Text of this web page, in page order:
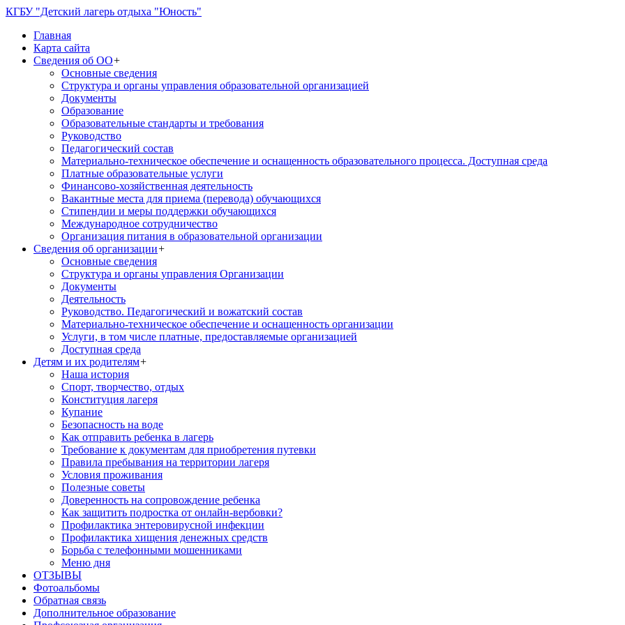
КГБУ "Детский лагерь отдыха "Юность"
Главная
Карта сайта
Сведения об ОО+
Основные сведения
Структура и органы управления образовательной организацией
Документы
Образование
Образовательные стандарты и требования
Руководство
Педагогический состав
Материально-техническое обеспечение и оснащенность образовательного процесса. Доступная среда
Платные образовательные услуги
Финансово-хозяйственная деятельность
Вакантные места для приема (перевода) обучающихся
Стипендии и меры поддержки обучающихся
Международное сотрудничество
Организация питания в образовательной организации
Сведения об организации+
Основные сведения
Структура и органы управления Организации
Документы
Деятельность
Руководство. Педагогический и вожатский состав
Материально-техническое обеспечение и оснащенность организации
Услуги, в том числе платные, предоставляемые организацией
Доступная среда
Детям и их родителям+
Наша история
Спорт, творчество, отдых
Конституция лагеря
Купание
Безопасность на воде
Как отправить ребенка в лагерь
Требование к документам для приобретения путевки
Правила пребывания на территории лагеря
Условия проживания
Полезные советы
Доверенность на сопровождение ребенка
Как защитить подростка от онлайн-вербовки?
Профилактика энтеровирусной инфекции
Профилактика хищения денежных средств
Борьба с телефонными мошенниками
Меню дня
ОТЗЫВЫ
Фотоальбомы
Обратная связь
Дополнительное образование